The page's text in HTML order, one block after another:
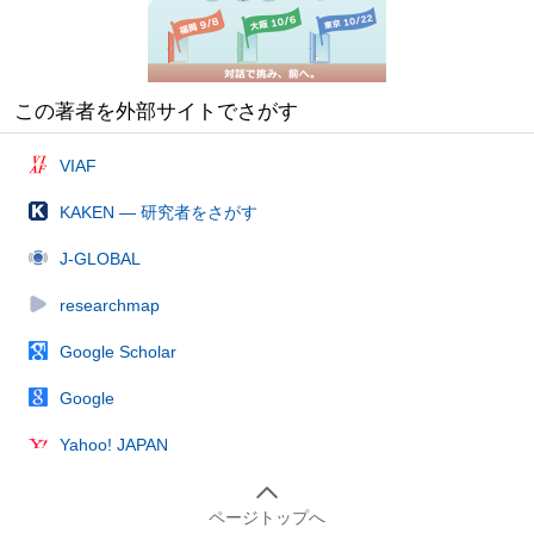
この著者を外部サイトでさがす
VIAF
KAKEN — 研究者をさがす
J-GLOBAL
researchmap
Google Scholar
Google
Yahoo! JAPAN
ページトップへ